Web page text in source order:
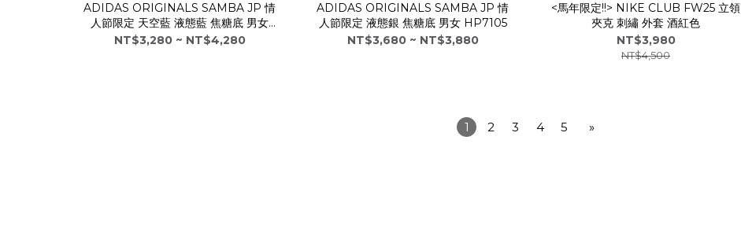
ADIDAS ORIGINALS SAMBA JP 情
人節限定 天空藍 液態藍 焦糖底 男女
KJ7302
NT$3,280 ~ NT$4,280
ADIDAS ORIGINALS SAMBA JP 情
人節限定 液態銀 焦糖底 男女 HP7105
NT$3,680 ~ NT$3,880
<馬年限定!!> NIKE CLUB FW25 立領
夾克 刺繡 外套 酒紅色
NT$3,980
NT$4,500
1 2 3 4 5 »